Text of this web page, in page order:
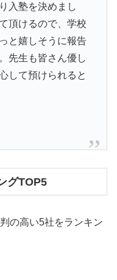
入塾を決めまし
頂けるので、学校
と嬉しそうに報告
先生も皆さん優し
して預けられると
グTOP5
の高い5社をランキン